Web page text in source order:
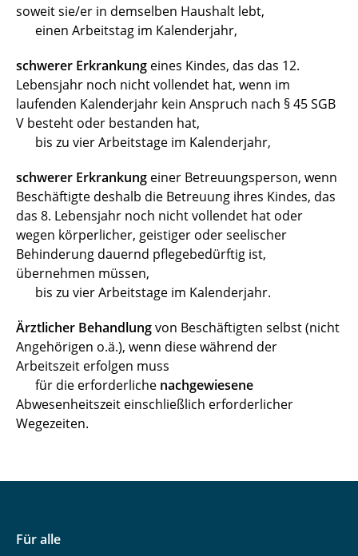
Fahrradleasing / JobRad
Höherwertige Aufgaben
IT-Governance und IT-Bedarfe
Jahressonderzahlung
JAV-Wahlen
Konferenz-Dinner und Kostenübernahme
Kündigung
Mensa
psychischen Belastungen)
Mobile Arbeit
Nebentätigkeit
Schwerbehindertenvertretung
soweit sie/er in demselben Haushalt lebt,
einen Arbeitstag im Kalenderjahr,
schwerer Erkrankung eines Kindes, das das 12.
Lebensjahr noch nicht vollendet hat, wenn im
laufenden Kalenderjahr kein Anspruch nach § 45 SGB
V besteht oder bestanden hat,
bis zu vier Arbeitstage im Kalenderjahr,
schwerer Erkrankung einer Betreuungsperson, wenn
Beschäftigte deshalb die Betreuung ihres Kindes, das
das 8. Lebensjahr noch nicht vollendet hat oder
wegen körperlicher, geistiger oder seelischer
Behinderung dauernd pflegebedürftig ist,
übernehmen müssen,
bis zu vier Arbeitstage im Kalenderjahr.
Ärztlicher Behandlungvon Beschäftigten selbst (nicht
Angehörigen o.ä.), wenn diese während der
Arbeitszeit erfolgen muss
für die erforderliche nachgewiesene
Abwesenheitszeit einschließlich erforderlicher
Wegezeiten.
Für alle